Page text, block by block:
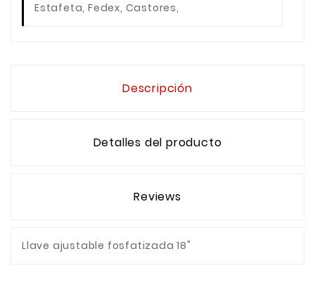
Estafeta, Fedex, Castores,
Descripción
Detalles del producto
Reviews
Llave ajustable fosfatizada 18"